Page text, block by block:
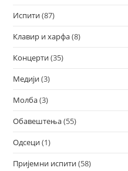
Испити(87)
Клавир и харфа(8)
Концерти(35)
Медији(3)
Молба(3)
Обавештења(55)
Одсеци(1)
Пријемни испити(58)